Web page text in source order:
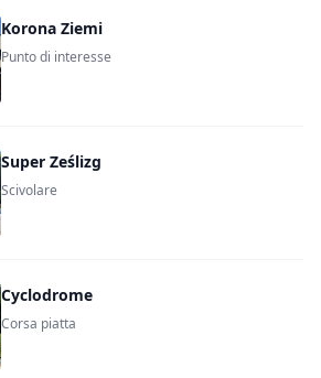
Korona Ziemi
Punto di interesse
Super Ześlizg
Scivolare
Cyclodrome
Corsa piatta